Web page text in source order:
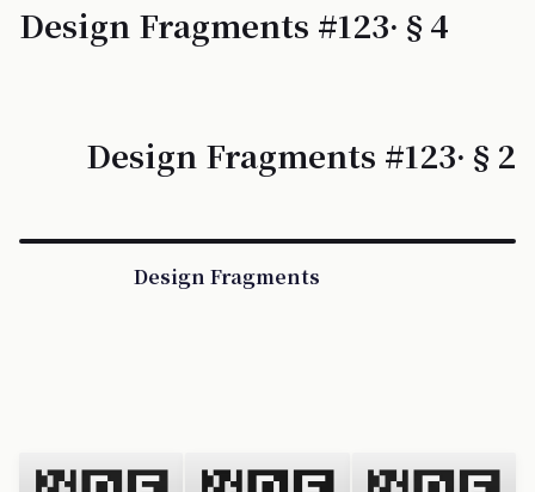
Design Fragments #123·§4
Design Fragments #123·§2
Design Fragments